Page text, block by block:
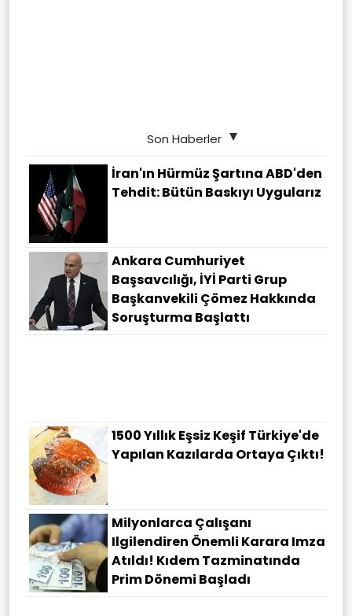
Son Haberler
İran'ın Hürmüz Şartına ABD'den
Tehdit: Bütün Baskıyı Uygularız
Ankara Cumhuriyet
Başsavcılığı, İYİ Parti Grup
Başkanvekili Çömez Hakkında
Soruşturma Başlattı
1500 Yıllık Eşsiz Keşif Türkiye'de
Yapılan Kazılarda Ortaya Çıktı!
Milyonlarca Çalışanı
Ilgilendiren Önemli Karara Imza
Atıldı! Kıdem Tazminatında
Prim Dönemi Başladı